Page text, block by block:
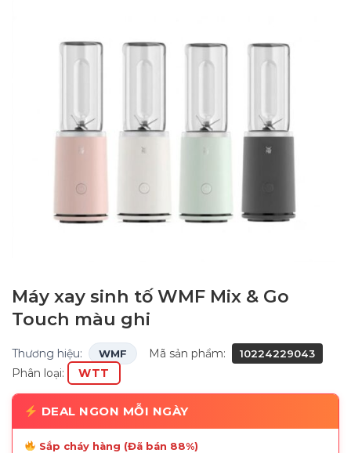
Máy xay sinh tố WMF Mix & Go
Touch màu ghi
Thương hiệu: WMF Mã sản phẩm: 10224229043
Phân loại: WTT
DEAL NGON MỖI NGÀY
Sắp cháy hàng (Đã bán 88%)